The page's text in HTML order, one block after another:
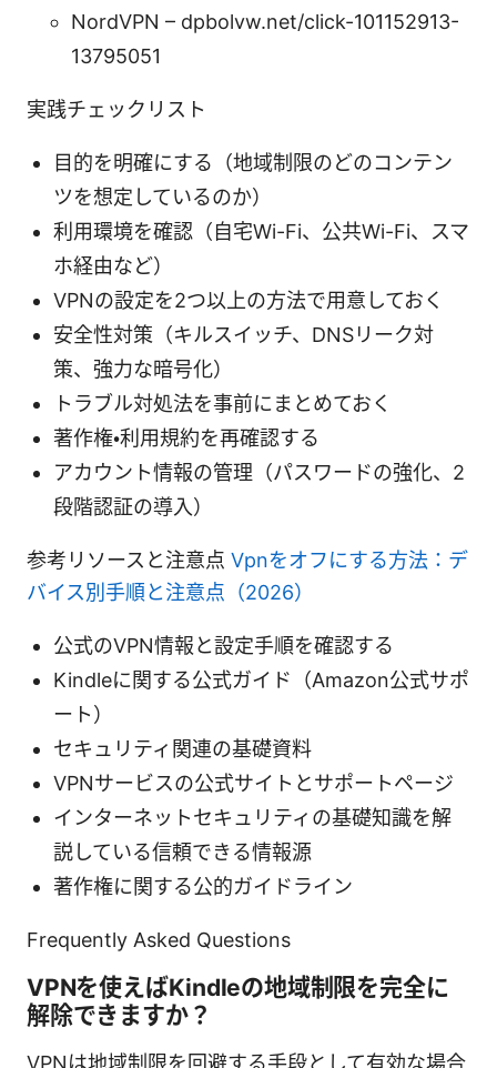
NordVPN – dpbolvw.net/click-101152913-
13795051
実践チェックリスト
目的を明確にする（地域制限のどのコンテン
ツを想定しているのか）
利用環境を確認（自宅Wi-Fi、公共Wi-Fi、スマ
ホ経由など）
VPNの設定を2つ以上の方法で用意しておく
安全性対策（キルスイッチ、DNSリーク対
策、強力な暗号化）
トラブル対処法を事前にまとめておく
著作権・利用規約を再確認する
アカウント情報の管理（パスワードの強化、2
段階認証の導入）
参考リソースと注意点 Vpnをオフにする方法：デ
バイス別手順と注意点（2026）
公式のVPN情報と設定手順を確認する
Kindleに関する公式ガイド（Amazon公式サポ
ート）
セキュリティ関連の基礎資料
VPNサービスの公式サイトとサポートページ
インターネットセキュリティの基礎知識を解
説している信頼できる情報源
著作権に関する公的ガイドライン
Frequently Asked Questions
VPNを使えばKindleの地域制限を完全に
解除できますか？
VPNは地域制限を回避する手段として有効な場合